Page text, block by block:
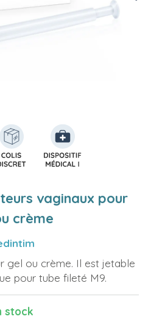
vaginaux pour
crème
gel ou crème. Il est jetable
pour tube fileté M9.
stock